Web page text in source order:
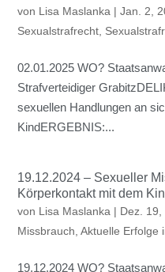
von Lisa Maslanka |Jan. 2,
Sexualstrafrecht
02.01.2025 WO?
Strafverteidiger
sexuellen Handlungen an
KindERGEBNIS:...
19.12.2024 – Sexueller
Körperkontakt mit dem
von Lisa Maslanka | Dez. 19,
Missbrauch ,Aktuelle Erfolge
19.12.2024 WO?